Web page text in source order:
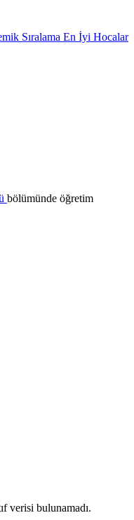
Sıralama En İyi Hocalar
bölümünde öğretim
verisi bulunamadı.